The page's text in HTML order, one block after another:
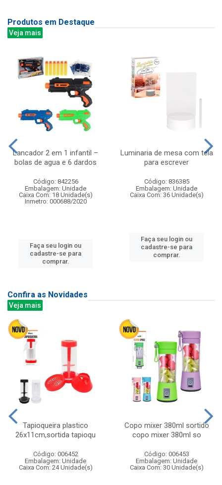
Produtos em Destaque
Veja mais
Lancador 2 em 1 infantil –
bolas de agua e 6 dardos
Código: 842256
Embalagem: Unidade
Caixa Com: 18 Unidade(s)
Inmetro: 000688/2020
Faça seu login ou
cadastre-se para
comprar.
Luminaria de mesa com tela
para escrever
Código: 836385
Embalagem: Unidade
Caixa Com: 36 Unidade(s)
Faça seu login ou
cadastre-se para
comprar.
Confira as Novidades
Veja mais
Tapioqueira plastico
26x11cm,sortida tapioqu
Código: 006452
Embalagem: Unidade
Caixa Com: 24 Unidade(s)
Copo mixer 380ml sortido
copo mixer 380ml so
Código: 006453
Embalagem: Unidade
Caixa Com: 30 Unidade(s)